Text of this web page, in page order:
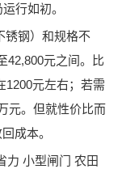
行如初。
锈钢）和规格不
42,800元之间。比
1200元左右；若需
元。但就性价比而
成本。
力 小型闸门 农田